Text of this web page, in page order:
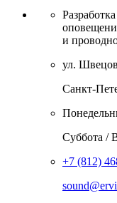
и
ул.
Санкт-
Суббота /
+7 (812)